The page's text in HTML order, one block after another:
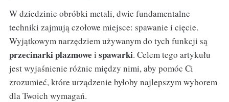
W dziedzinie obróbki metali, dwie fundamentalne
techniki zajmują czołowe miejsce: spawanie i cięcie.
Wyjątkowym narzędziem używanym do tych funkcji są
przecinarki plazmowe i spawarki. Celem tego artykułu
jest wyjaśnienie różnic między nimi, aby pomóc Ci
zrozumieć, które urządzenie byłoby najlepszym wyborem
dla Twoich wymagań.